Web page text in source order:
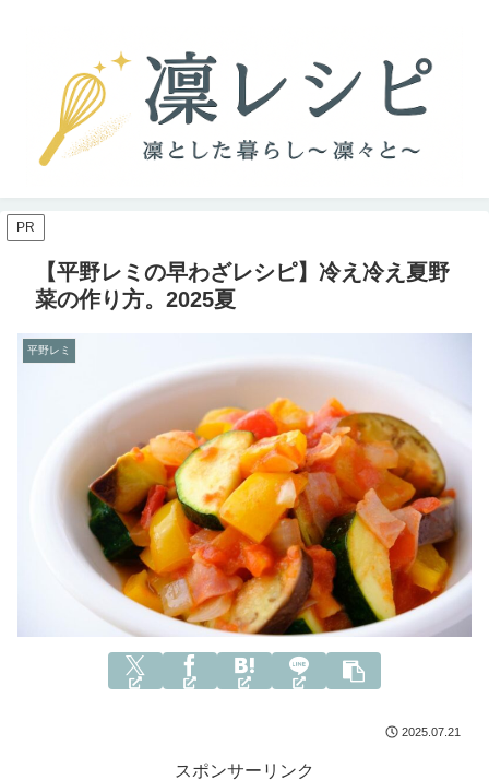
PR
【平野レミの早わざレシピ】冷え冷え夏野
菜の作り方。2025夏
平野レミ
2025.07.21
スポンサーリンク